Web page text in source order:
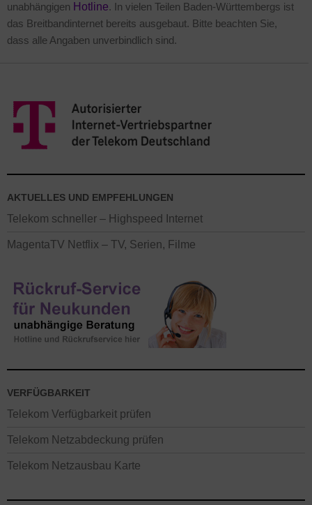
unabhängigen Hotline. In vielen Teilen Baden-Württembergs ist
das Breitbandinternet bereits ausgebaut. Bitte beachten Sie,
dass alle Angaben unverbindlich sind.
AKTUELLES UND EMPFEHLUNGEN
Telekom schneller – Highspeed Internet
MagentaTV Netflix – TV, Serien, Filme
VERFÜGBARKEIT
Telekom Verfügbarkeit prüfen
Telekom Netzabdeckung prüfen
Telekom Netzausbau Karte